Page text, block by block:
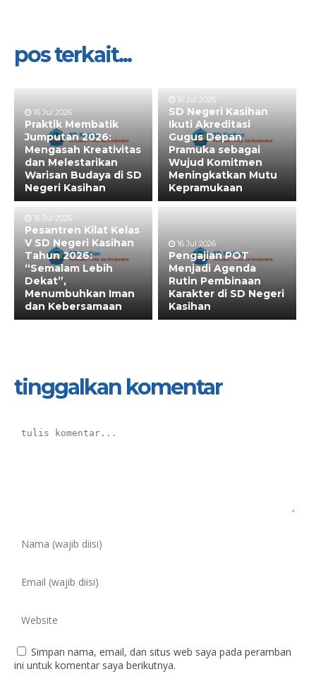
pos terkait...
16 Jul 2026
Praktik Membatik
Jumputan 2026:
Mengasah Kreativitas
dan Melestarikan
Warisan Budaya di SD
Negeri Kasihan
16 Jul 2026
SD Negeri Kasihan
Ikuti Akreditasi
Gugus Depan
Pramuka sebagai
Wujud Komitmen
Meningkatkan Mutu
Kepramukaan
16 Jul 2026
Pesantren Kilat Kelas
V SD Negeri Kasihan
Tahun 2026:
“Semalam Lebih
Dekat”,
Menumbuhkan Iman
dan Kebersamaan
16 Jul 2026
Pengajian POT
Menjadi Agenda
Rutin Pembinaan
Karakter di SD Negeri
Kasihan
tinggalkan komentar
Simpan nama, email, dan situs web saya pada peramban
ini untuk komentar saya berikutnya.